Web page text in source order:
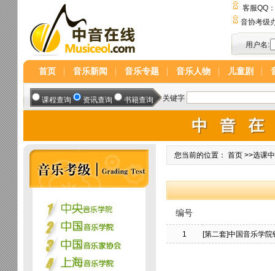
客服QQ：
音协考级
用户名:
首页 音乐新闻 音乐专题 音乐人物 儿童剧
您当前的位置： 首页>>选课
编号
1 [第二套]中国音乐学院